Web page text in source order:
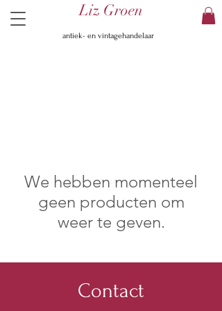
Liz Groen
antiek- en vintagehandelaar
We hebben momenteel
geen producten om
weer te geven.
Contact